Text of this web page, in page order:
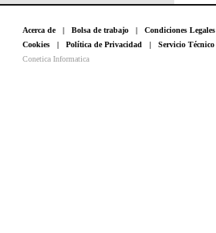
Acerca de| Bolsa de trabajo | Condiciones Legales
Cookies | Política de Privacidad | Servicio Técnico
Conetica Informatica